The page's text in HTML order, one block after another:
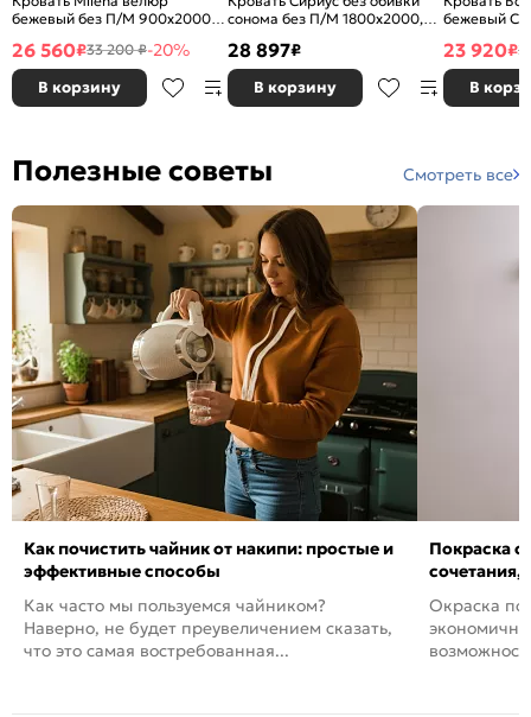
бежевый без П/М 900x2000,
изголовье мягкое
26 560₽33 200 ₽-20%
В корзину
сонома без П/М 1800x2000,
изголовье жесткое
28 897₽
В корзину
бежевый С
изголовье
23 920₽
В
Полезные советы Смотреть все
Как почистить чайник от накипи: простые и
эффективные способы
Как часто мы пользуемся чайником?
Наверно, не будет преувеличением сказать,
что это самая востребованная...
Покраска
сочетания,
Окраска